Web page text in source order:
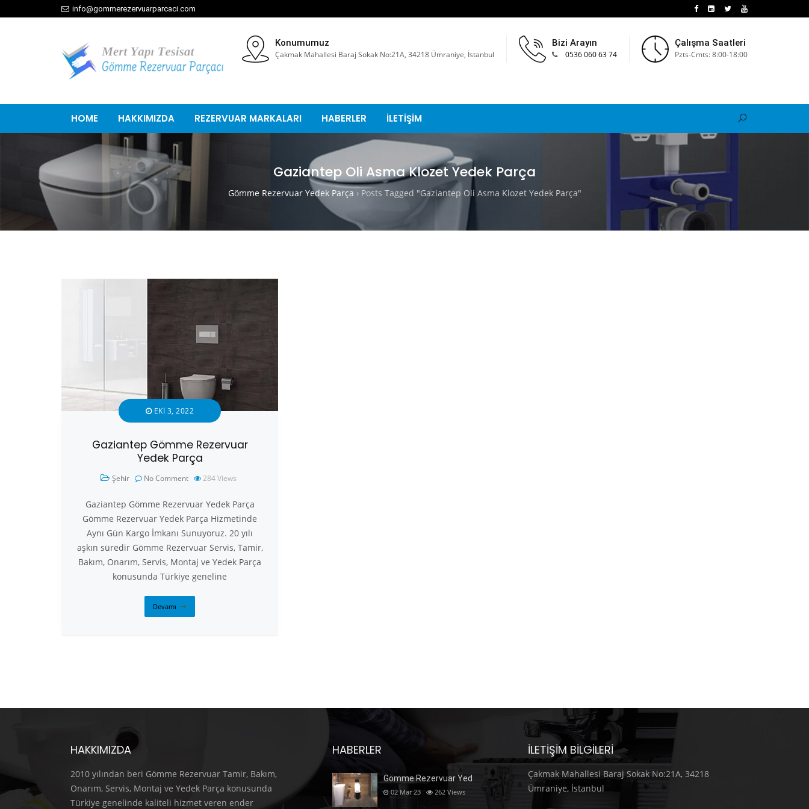
info@gommerezervuarparcaci.com
Konumumuz
Çakmak Mahallesi Baraj Sokak No:21A, 34218 Ümraniye, İstanbul
Bizi Arayın
0536 060 63 74
Çalışma Saatleri
Pzts-Cmts: 8:00-18:00
HOME HAKKIMIZDA REZERVUAR MARKALARI HABERLER İLETİŞİM
Gaziantep Oli Asma Klozet Yedek Parça
Gömme Rezervuar Yedek Parça › Posts Tagged "Gaziantep Oli Asma Klozet Yedek Parça"
EKI 3, 2022
Gaziantep Gömme Rezervuar
Yedek Parça
Şehir No Comment 284Views
Gaziantep Gömme Rezervuar Yedek Parça
Gömme Rezervuar Yedek Parça Hizmetinde
Aynı Gün Kargo İmkanı Sunuyoruz. 20 yılı
aşkın süredir Gömme Rezervuar Servis, Tamir,
Bakım, Onarım, Servis, Montaj ve Yedek Parça
konusunda Türkiye geneline
Devamı
HAKKIMIZDA
2010 yılından beri Gömme Rezervuar Tamir, Bakım,
Onarım, Servis, Montaj ve Yedek Parça konusunda
Türkiye genelinde kaliteli hizmet veren ender
HABERLER
Gömme Rezervuar Yed
02 Mar 23 262 Views
İLETIŞIM BILGILERI
Çakmak Mahallesi Baraj Sokak No:21A, 34218
Ümraniye, İstanbul